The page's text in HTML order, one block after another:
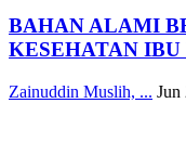
BAHAN ALAMI
KESEHATAN
Zainuddin Muslih, ... Jun